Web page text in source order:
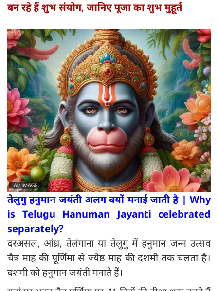
बन रहे हैं शुभ संयोग, जानिए पूजा का शुभ मुहूर्त
तेलुगु हनुमान जयंती अलग क्यों मनाई जाती है | Why
is Telugu Hanuman Jayanti celebrated
separately?
दरअसल, आंध्र, तेलंगाना या तेलुगु में हनुमान जन्म उत्सव
चैत्र माह की पूर्णिमा से ज्येष्ठ माह की दशमी तक चलता है।
दशमी को हनुमान जयंती मनाते हैं।